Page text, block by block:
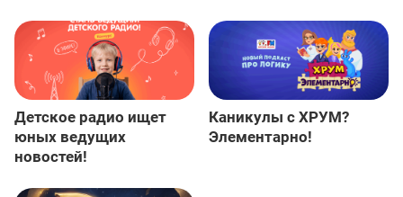
Детское радио ищет
юных ведущих
новостей!
Каникулы с ХРУМ?
Элементарно!